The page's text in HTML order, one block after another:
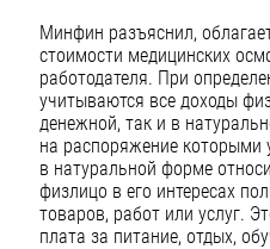
Минфин разъяснил,
стоимости медицинских
работодателя. При
учитываются все доходы
денежной, так и в
на распоряжение которыми
в натуральной форме
физлицо в его интересах
товаров, работ или услуг.
плата за питание, отдых,